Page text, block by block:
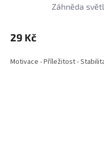
Záhněda
29 Kč
Motivace - Příležitost -